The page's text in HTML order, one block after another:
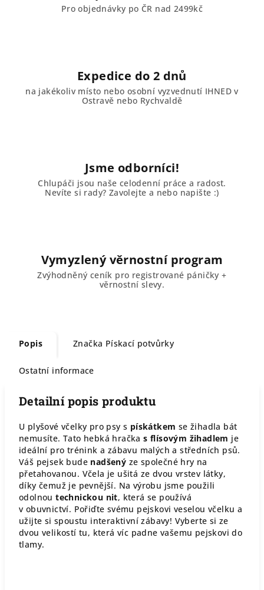
Pro objednávky po ČR nad 2499kč
Expedice do 2 dnů
na jakékoliv místo nebo osobní vyzvednutí IHNED v
Ostravě nebo Rychvaldě
Jsme odborníci!
Chlupáči jsou naše celodenní práce a radost.
Nevíte si rady? Zavolejte a nebo napište :)
Vymyzlený věrnostní program
Zvýhodněný ceník pro registrované páničky +
věrnostní slevy.
Popis Značka Pískací potvůrky
Ostatní informace
Detailní popis produktu
U plyšové včelky pro psy s pískátkem se žihadla bát
nemusíte. Tato hebká hračkas flísovým žihadlem je
ideální pro trénink a zábavu malých a středních psů.
Váš pejsek bude nadšený ze společné hry na
přetahovanou. Včela je ušitá ze dvou vrstev látky,
díky čemuž je pevnější. Na výrobu jsme použili
odolnoutechnickou nit, která se používá
v obuvnictví. Pořiďte svému pejskovi veselou včelku a
užijte si spoustu interaktivní zábavy! Vyberte si ze
dvou velikostí tu, která víc padne vašemu pejskovi do
tlamy.